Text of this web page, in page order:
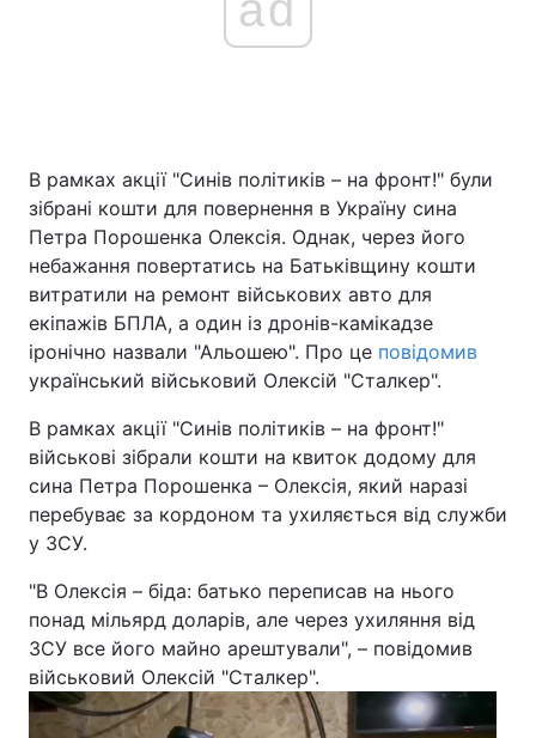
В рамках акції "Синів політиків – на фронт!" були
зібрані кошти для повернення в Україну сина
Петра Порошенка Олексія. Однак, через його
небажання повертатись на Батьківщину кошти
витратили на ремонт військових авто для
екіпажів БПЛА, а один із дронів-камікадзе
іронічно назвали "Альошею". Про це повідомив
український військовий Олексій "Сталкер".
В рамках акції "Синів політиків – на фронт!"
військові зібрали кошти на квиток додому для
сина Петра Порошенка – Олексія, який наразі
перебуває за кордоном та ухиляється від служби
у ЗСУ.
"В Олексія – біда: батько переписав на нього
понад мільярд доларів, але через ухиляння від
ЗСУ все його майно арештували", – повідомив
військовий Олексій "Сталкер".